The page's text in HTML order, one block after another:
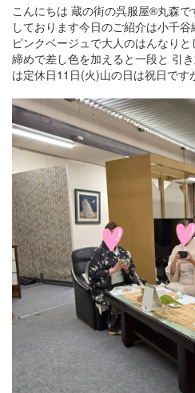
こんにちは 蔵の街の呉服屋®丸森
しております今日のご紹介は小千
ピンクベージュで大人のはんなり
締めで差し色を加えると一段と 引
は定休日11日(火)山の日は祝日です